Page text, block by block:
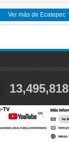
Ver más de Ecatepec
13,495,818